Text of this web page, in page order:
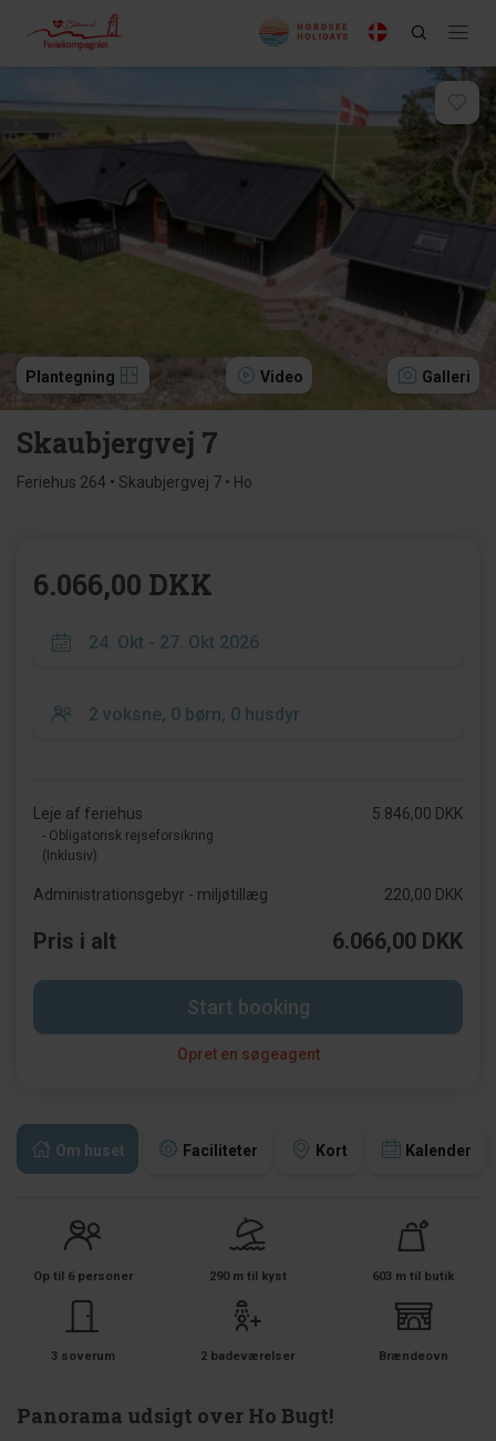
Plantegning Video Galleri
Skaubjergvej 7
Feriehus 264 • Skaubjergvej 7 • Ho
Om huset Faciliteter Kort Kalender
Op til 6 personer 290 m til kyst 603 m til butik
3 soverum 2 badeværelser Brændeovn
Panorama udsigt over Ho Bugt!
6.066,00 DKK
Leje af feriehus
- Obligatorisk rejseforsikring
(Inklusiv)
5.846,00 DKK
Administrationsgebyr - miljøtillæg 220,00 DKK
Pris i alt 6.066,00 DKK
Start booking
Opret en søgeagent